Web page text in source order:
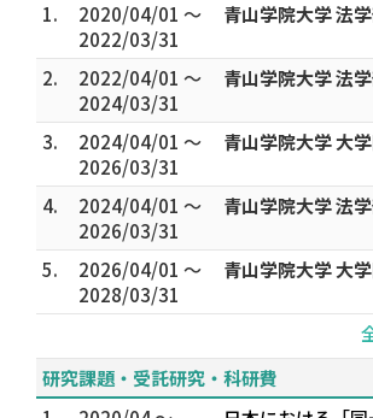
1.
2020/04/01 ～
2022/03/31
青山学院大学 法
2.
2022/04/01 ～
2024/03/31
青山学院大学 法
3.
2024/04/01 ～
2026/03/31
青山学院大学 大
4.
2024/04/01 ～
2026/03/31
青山学院大学 法
5.
2026/04/01 ～
2028/03/31
青山学院大学 大
研究課題・受託研究・科研費